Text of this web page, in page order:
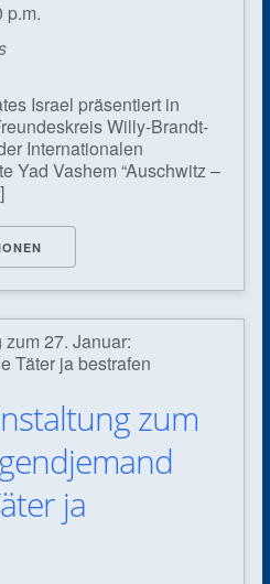
p.m.
Israel präsentiert in
Willy-Brandt-
Internationalen
Yad Vashem “Auschwitz –
zum
ja